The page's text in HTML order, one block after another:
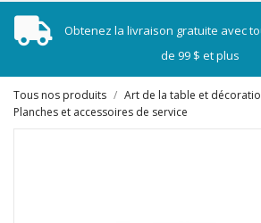
Obtenez la livraison gratuite avec
de 99 $ et plus
Tous nos produits / Art de la table et
Planches et accessoires de service